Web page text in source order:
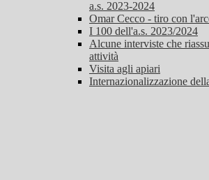
a.s. 2023-2024
Omar Cecco - tiro con
I 100 dell'a.s. 2023/2024
Alcune interviste che
attività
Visita agli apiari
Internazionalizzazione